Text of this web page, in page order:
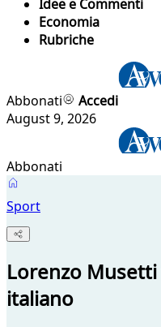
Idee e Commenti
Economia
Rubriche
Abbonati
Accedi
August 9, 2026
Abbonati
Sport
Lorenzo
italiano